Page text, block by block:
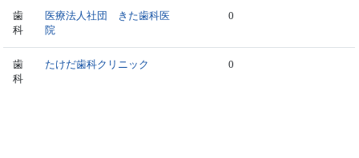
歯
科
医療法人社団 きた歯科医
院
0
歯
科
たけだ歯科クリニック 0